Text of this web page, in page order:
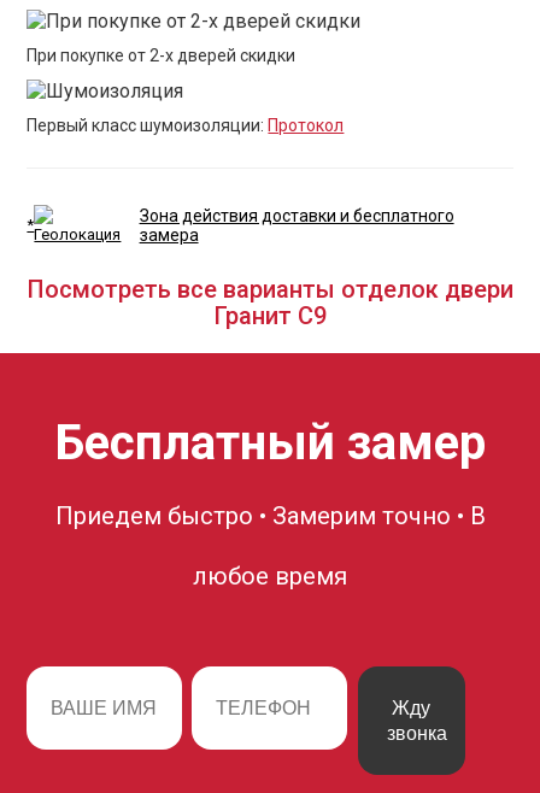
При покупке от 2-х дверей скидки
Первый класс шумоизоляции: Протокол
*
Зона действия доставки и бесплатного
замера
Посмотреть все варианты отделок двери
Гранит С9
Бесплатный замер
Приедем быстро • Замерим точно • В
любое время
Жду
звонка